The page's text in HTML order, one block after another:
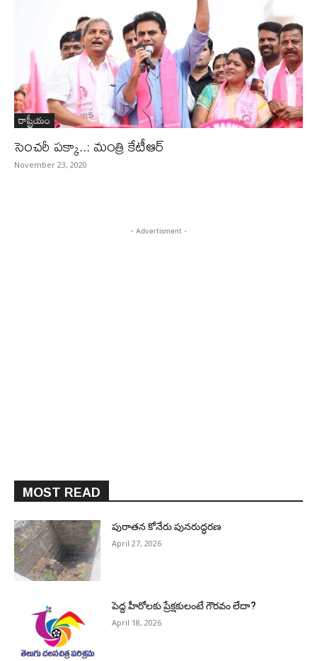
రాష్ట్రీయం
సెంచరీ పక్కా..: మంత్రి కేటీఆర్‌
November 23, 2020
- Advertisment -
MOST READ
పురాత‌న కోనేరు పున‌రుద్ధ‌ర‌ణ
April 27, 2026
పెద్ద హీరోల‌కు ప్రేక్ష‌కులంటే గౌర‌వం లేదా?
April 18, 2026